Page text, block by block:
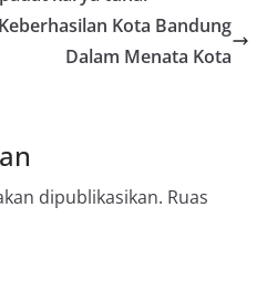
Kota Bandung
Dalam Menata Kota
dipublikasikan. Ruas